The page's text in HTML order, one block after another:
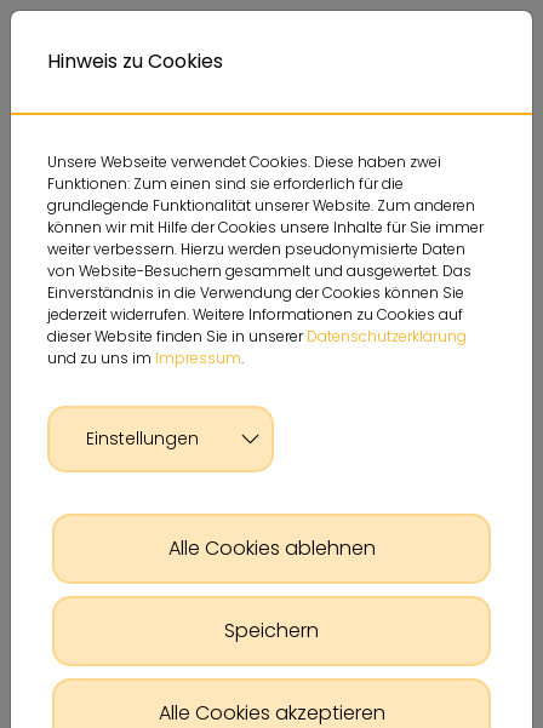
Deutsche Sportjugend Themen Service
Kontrastversion
Glossar Detailseite
Hinweis zu Cookies
Unsere Webseite verwendet Cookies. Diese haben zwei
Funktionen: Zum einen sind sie erforderlich für die
grundlegende Funktionalität unserer Website. Zum anderen
können wir mit Hilfe der Cookies unsere Inhalte für Sie immer
weiter verbessern. Hierzu werden pseudonymisierte Daten
von Website-Besuchern gesammelt und ausgewertet. Das
Einverständnis in die Verwendung der Cookies können Sie
jederzeit widerrufen. Weitere Informationen zu Cookies auf
dieser Website finden Sie in unsererDatenschutzerklärung
und zu uns im Impressum.
Einstellungen
Alle Cookies ablehnen
Speichern
Alle Cookies akzeptieren